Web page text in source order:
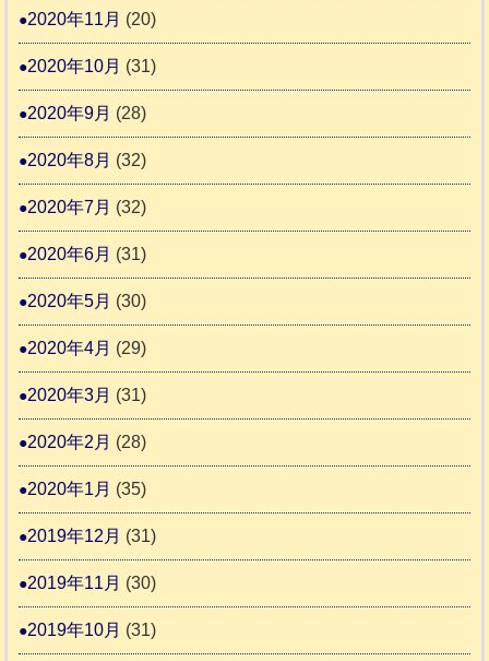
2020年11月 (20)
2020年10月 (31)
2020年9月 (28)
2020年8月 (32)
2020年7月 (32)
2020年6月 (31)
2020年5月 (30)
2020年4月 (29)
2020年3月 (31)
2020年2月 (28)
2020年1月 (35)
2019年12月 (31)
2019年11月 (30)
2019年10月 (31)